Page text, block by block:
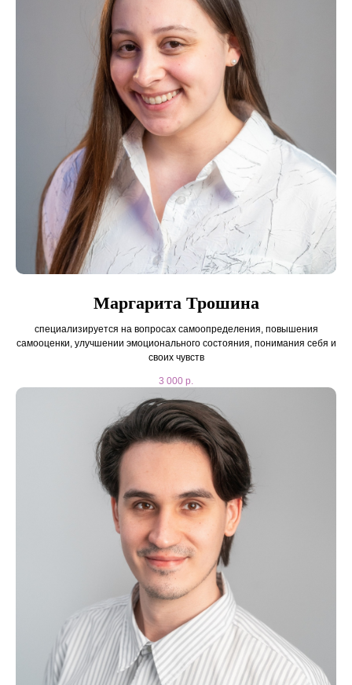
Маргарита Трошина
специализируется на вопросах самоопределения, повышения
самооценки, улучшении эмоционального состояния, понимания себя и
своих чувств
3 000 р.
e-mail: info@centr-impulse.ru
Мы проводим консультации онлайн и
очно в нашем центре по адресу:
г. Москва ул. Бакунинская д. 14 стр. 1
м. Бауманская
ПОЛИТИКА КОНФИДЕНЦИАЛЬНОСТИ